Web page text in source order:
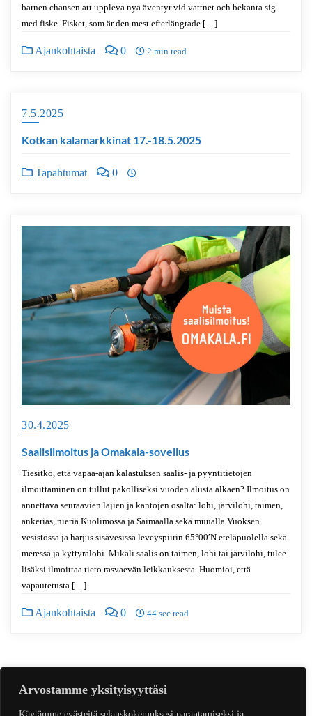
Arvostamme yksityisyyttäsi
barnen chansen att uppleva nya äventyr vid vattnet och bekanta sig
med fiske. Fisket, som är den mest efterlängtade […]
Ajankohtaista 0 2 min read
7.5.2025
Kotkan kalamarkkinat 17.-18.5.2025
Tapahtumat 0
30.4.2025
Saalisilmoitus ja Omakala-sovellus
Tiesitkö, että vapaa-ajan kalastuksen saalis- ja pyyntitietojen
ilmoittaminen on tullut pakolliseksi vuoden alusta alkaen? Ilmoitus on
annettava seuraavien lajien ja kantojen osalta: lohi, järvilohi, taimen,
ankerias, nieriä Kuolimossa ja Saimaalla sekä muualla Vuoksen
vesistössä ja harjus sisävesissä leveyspiirin 65°00′N eteläpuolella sekä
meressä ja kyttyrälohi. Mikäli saalis on taimen, lohi tai järvilohi, tulee
lisäksi ilmoittaa tieto rasvaevän leikkauksesta. Huomioi, että
vapautetusta […]
Ajankohtaista 0 44 sec read
Artikkelien
« 1 2 3